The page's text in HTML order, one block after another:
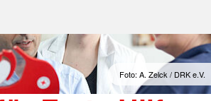
Foto: A. Zelck / DRK e.V.